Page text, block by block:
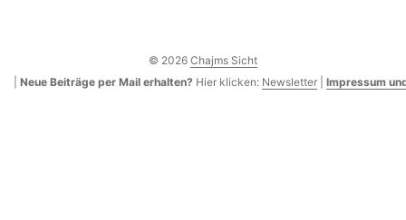
© 2026 Chajms Sicht
Neue Beiträge per Mail erhalten? Hier klicken: Newsletter Impressum